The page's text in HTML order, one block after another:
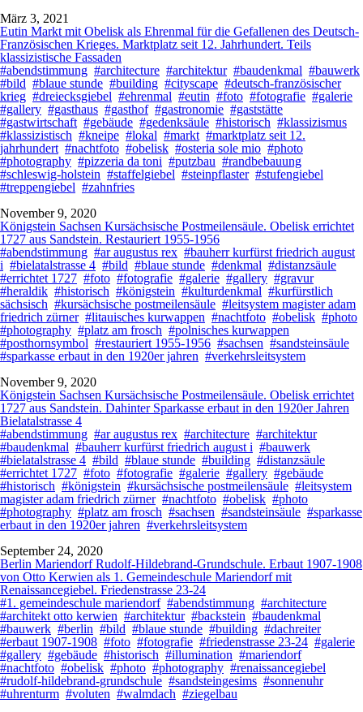
März 3, 2021
Eutin Markt mit Obelisk als Ehrenmal für die Gefallenen des Deutsch-
Französischen Krieges. Marktplatz seit 12. Jahrhundert. Teils
klassizistische Fassaden
#abendstimmung #architecture #architektur #baudenkmal #bauwerk
#bild #blaue stunde #building #cityscape #deutsch-französischer
krieg #dreiecksgiebel #ehrenmal #eutin #foto #fotografie #galerie
#gallery #gasthaus #gasthof #gastronomie #gaststätte
#gastwirtschaft #gebäude #gedenksäule #historisch #klassizismus
#klassizistisch #kneipe #lokal #markt #marktplatz seit 12.
jahrhundert #nachtfoto #obelisk #osteria sole mio #photo
#photography #pizzeria da toni #putzbau #randbebauung
#schleswig-holstein #staffelgiebel #steinpflaster #stufengiebel
#treppengiebel #zahnfries
November 9, 2020
Königstein Sachsen Kursächsische Postmeilensäule. Obelisk errichtet
1727 aus Sandstein. Restauriert 1955-1956
#abendstimmung #ar augustus rex #bauherr kurfürst friedrich august
i #bielatalstrasse 4 #bild #blaue stunde #denkmal #distanzsäule
#errichtet 1727 #foto #fotografie #galerie #gallery #gravur
#heraldik #historisch #königstein #kulturdenkmal #kurfürstlich
sächsisch #kursächsische postmeilensäule #leitsystem magister adam
friedrich zürner #litauisches kurwappen #nachtfoto #obelisk #photo
#photography #platz am frosch #polnisches kurwappen
#posthornsymbol #restauriert 1955-1956 #sachsen #sandsteinsäule
#sparkasse erbaut in den 1920er jahren #verkehrsleitsystem
November 9, 2020
Königstein Sachsen Kursächsische Postmeilensäule. Obelisk errichtet
1727 aus Sandstein. Dahinter Sparkasse erbaut in den 1920er Jahren
Bielatalstrasse 4
#abendstimmung #ar augustus rex #architecture #architektur
#baudenkmal #bauherr kurfürst friedrich august i #bauwerk
#bielatalstrasse 4 #bild #blaue stunde #building #distanzsäule
#errichtet 1727 #foto #fotografie #galerie #gallery #gebäude
#historisch #königstein #kursächsische postmeilensäule #leitsystem
magister adam friedrich zürner #nachtfoto #obelisk #photo
#photography #platz am frosch #sachsen #sandsteinsäule #sparkasse
erbaut in den 1920er jahren #verkehrsleitsystem
September 24, 2020
Berlin Mariendorf Rudolf-Hildebrand-Grundschule. Erbaut 1907-1908
von Otto Kerwien als 1. Gemeindeschule Mariendorf mit
Renaissancegiebel. Friedenstrasse 23-24
#1. gemeindeschule mariendorf #abendstimmung #architecture
#architekt otto kerwien #architektur #backstein #baudenkmal
#bauwerk #berlin #bild #blaue stunde #building #dachreiter
#erbaut 1907-1908 #foto #fotografie #friedenstrasse 23-24 #galerie
#gallery #gebäude #historisch #illumination #mariendorf
#nachtfoto #obelisk #photo #photography #renaissancegiebel
#rudolf-hildebrand-grundschule #sandsteingesims #sonnenuhr
#uhrenturm #voluten #walmdach #ziegelbau